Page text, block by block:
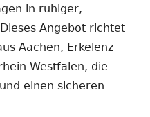
neuem
Fenster
öffnen
in ruhiger,
Angebot richtet
Aachen, Erkelenz
Westfalen, die
einen sicheren